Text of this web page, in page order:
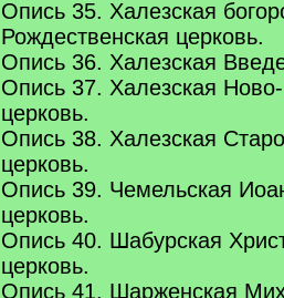
Опись 35. Халезская
Рождественская церковь.
Опись 36. Халезская
Опись 37. Халезская Ново-
церковь.
Опись 38. Халезская
церковь.
Опись 39. Чемельская
церковь.
Опись 40. Шабурская
церковь.
Опись 41. Шарженская